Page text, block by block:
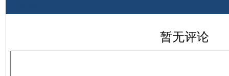
暂无评论